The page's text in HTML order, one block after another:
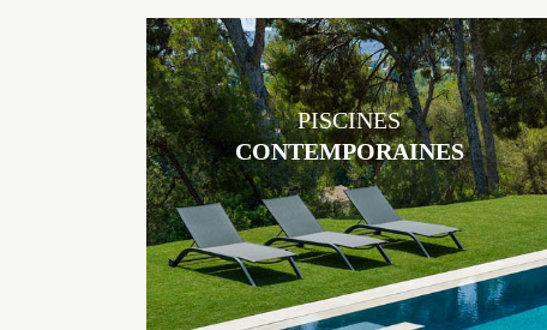
Les piscines en béton contemporaines Jacques Brens sont uniques
grâce au large choix de matériaux et de revêtements et les
nombreuses options disponibles, miroir, couloir de nage, plage
PISCINES
CONTEMPORAINES